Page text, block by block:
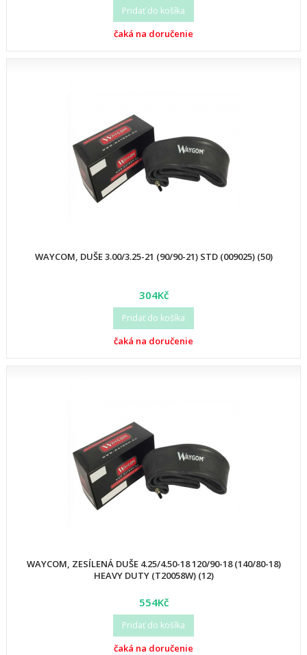
Pridať do košíka
čaká na doručenie
WAYCOM, DUŠE 3.00/3.25-21 (90/90-21) STD (009025) (50)
304Kč
Pridať do košíka
čaká na doručenie
WAYCOM, ZESÍLENÁ DUŠE 4.25/4.50-18 120/90-18 (140/80-18)
HEAVY DUTY (T20058W) (12)
554Kč
Pridať do košíka
čaká na doručenie